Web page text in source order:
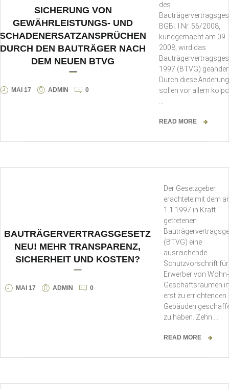
SICHERUNG VON
GEWÄHRLEISTUNGS- UND
SCHADENERSATZANSPRÜCHEN
DURCH DEN BAUTRÄGER NACH
DEM NEUEN BTVG
MAI 17 ADMIN 0
des
BGBl. I Nr. 56/2008,
kundgemacht am 09.
2008, wird das
1997 (BTVG)
Durch diese
sollen vor allem
…
READ MORE
BAUTRÄGERVERTRAGSGESETZ
NEU! MEHR TRANSPARENZ,
SICHERHEIT UND KOSTEN?
MAI 17 ADMIN 0
Der Gesetzgeber
erachtete mit dem
1.1.1997 in Kraft
getretenen
(BTVG) eine
ausreichende
Schutzvorschrift für
Erwerber von
Geschäftsräumen in
erst zu errichtenden
Gebäuden
zu haben. Zehn …
READ MORE